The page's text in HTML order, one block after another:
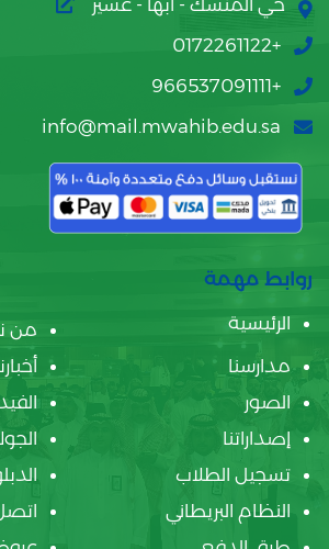
حي المنسك - أبها - عسير
+0172261122
+966537091111
info@mail.mwahib.edu.sa
روابط مهمة
الرئيسية
من
مدارسنا
الصور
إصداراتنا
تسجيل الطلاب
النظام البريطاني